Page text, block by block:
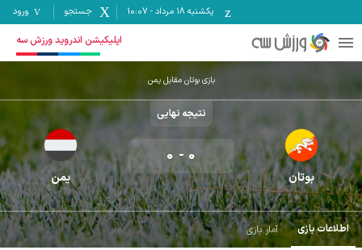
یکشنبه ۱۸ مرداد -
10:07 جستجو ورود
اپلیکیشن اندروید ورزش سه
بازی بوتان مقابل یمن
نتیجه نهایی
بوتان
0
-
0
یمن
اطلاعات بازی آمار بازی